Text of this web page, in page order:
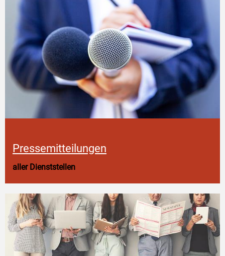
Pressemitteilungen
aller Dienststellen